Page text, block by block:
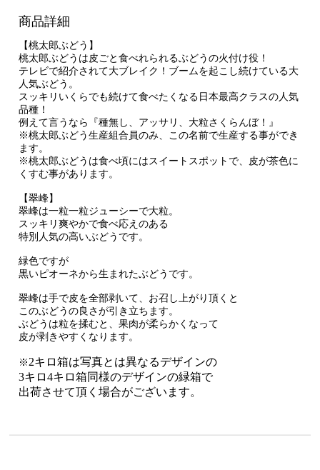
商品詳細
【桃太郎ぶどう】
桃太郎ぶどうは皮ごと食べれられるぶどうの火付け役！
テレビで紹介されて大ブレイク！ブームを起こし続けている大
人気ぶどう。
スッキリいくらでも続けて食べたくなる日本最高クラスの人気
品種！
例えて言うなら『種無し、アッサリ、大粒さくらんぼ！』
※桃太郎ぶどう生産組合員のみ、この名前で生産する事ができ
ます。
※桃太郎ぶどうは食べ頃にはスイートスポットで、皮が茶色に
くすむ事があります。
【翠峰】
翠峰は一粒一粒ジューシーで大粒。
スッキリ爽やかで食べ応えのある
特別人気の高いぶどうです。
緑色ですが
黒いピオーネから生まれたぶどうです。
翠峰は手で皮を全部剥いて、お召し上がり頂くと
このぶどうの良さが引き立ちます。
ぶどうは粒を揉むと、果肉が柔らかくなって
皮が剥きやすくなります。
※2キロ箱は写真とは異なるデザインの
3キロ4キロ箱同様のデザインの緑箱で
出荷させて頂く場合がございます。